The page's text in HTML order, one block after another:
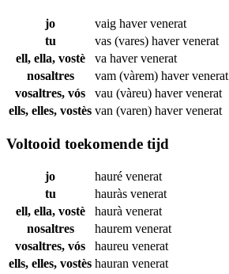
jo vaig havervenerat
tu
vas (vares) havervenerat
ell, ella, vostè
va havervenerat
nosaltres
vam (vàrem) havervenerat
vosaltres, vós
vau (vàreu) havervenerat
ells, elles, vostès van (varen) havervenerat
Voltooid toekomende tijd
jo hauré venerat
tu
hauràs venerat
ell, ella, vostè
haurà venerat
nosaltres
haurem venerat
vosaltres, vós
haureu venerat
ells, elles, vostès hauran venerat